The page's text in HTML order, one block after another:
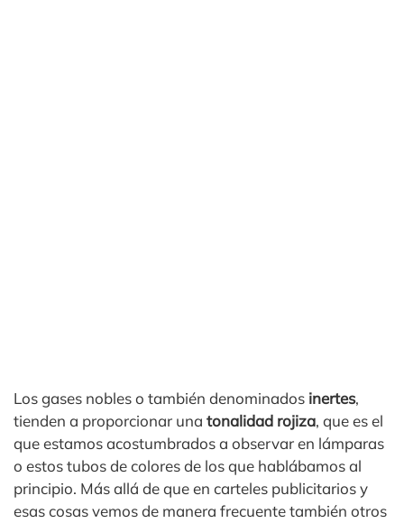
Los gases nobles o también denominados inertes,
tienden a proporcionar una tonalidad rojiza, que es el
que estamos acostumbrados a observar en lámparas
o estos tubos de colores de los que hablábamos al
principio. Más allá de que en carteles publicitarios y
esas cosas vemos de manera frecuente también otros